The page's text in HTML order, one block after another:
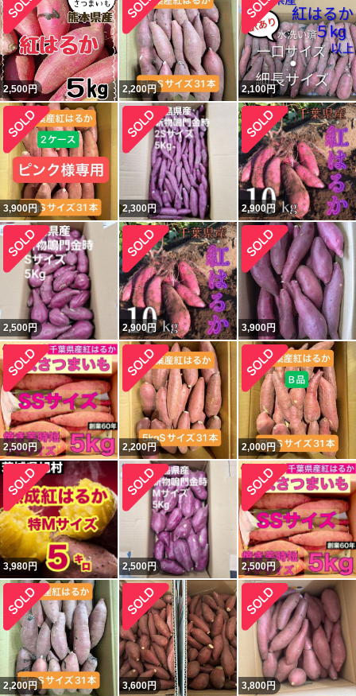
2,500円 2,200円 2,100円
3,900円 2,300円 2,900円
2,500円 2,900円 3,900円
2,500円 2,200円 2,000円
3,980円 2,500円 2,500円
2,200円 3,600円 3,800円